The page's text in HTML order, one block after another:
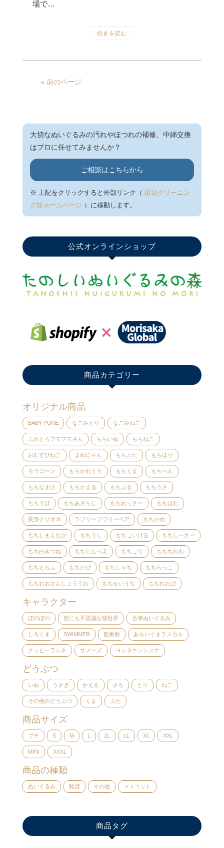
場で…
続きを読む
« 前のページ
大切なぬいぐるみの汚れやほつれの補修、中綿交換
はプロに任せてみませんか？
ご相談はこちらから
※ 上記をクリックすると外部リンク（ 田辺クリーニン
グ様ホームページ ）に移動します。
公式オンラインショップ
商品カテゴリー
オリジナル商品
BABY PURE なごみとり なごみねこ
ふわとろフモフモさん もちいぬ もちねこ
おむすびねこ まめにゃん もちぶた もちはり
モウコーン もちかわうそ もちくま もちぺん
もちなまけ もちかえる もちぶる もちうさ
もちうぱ もちあざらし もちれっさー もちはむ
変身クリオネ ラブリーフワリーベア もちかめ
もちしまえなが もちうし もちこいける もちしーさー
もち白きつね もちじんべえ もちごり もちちわわ
もちとらふ もちかぴ もちしゃち もちらっこ
もちおおさんしょううお もちせいうち もちれおぱ
キャラクター
ぼのぼの 世にも不思議な猫世界 合掌ぬいぐるみ
しろくま SWIMMER 龍角散 あらいぐまラスカル
クッピーラムネ サメーズ ヨシタケシンスケ
どうぶつ
いぬ うさぎ かえる さる とり ねこ
その他のどうぶつ くま ぶた
商品サイズ
プチ S M 2L XL XXL
MINI XXXL
商品の種類
ぬいぐるみ 雑貨 その他 マスコット
商品タグ